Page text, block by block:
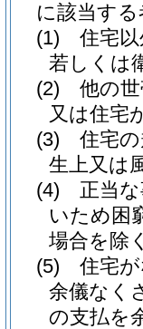
に該当す
(1)
住宅
若しくは
(2)
他の
又は住宅
(3)
住宅
生上又は
(4)
正当
いため困
場合を除
(5)
住宅
余儀なく
の支払を